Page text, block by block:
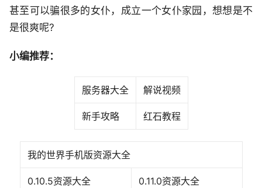
甚至可以骗很多的女仆，成立一个女仆家园，想想是不
是很爽呢?
小编推荐：
服务器大全 解说视频
新手攻略 红石教程
我的世界手机版资源大全
0.10.5资源大全 0.11.0资源大全